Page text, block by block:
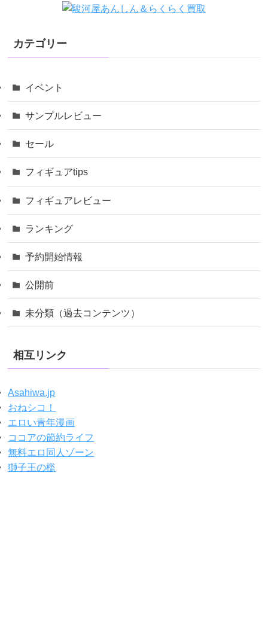
カテゴリー
イベント
サンプルレビュー
セール
フィギュアtips
フィギュアレビュー
ランキング
予約開始情報
公開前
未分類（過去コンテンツ）
相互リンク
Asahiwa.jp
おねシコ！
エロい青年漫画
ココアの節約ライフ
無料エロ同人ゾーン
獅子王の檻